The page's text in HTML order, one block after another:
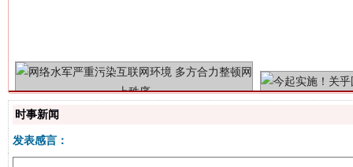
时事新闻
发表感言：